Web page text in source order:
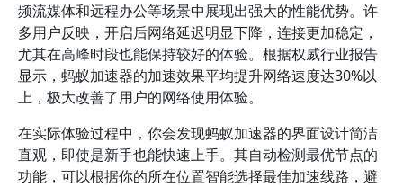
频流媒体和远程办公等场景中展现出强大的性能优势。许
多用户反映，开启后网络延迟明显下降，连接更加稳定，
尤其在高峰时段也能保持较好的体验。根据权威行业报告
显示，蚂蚁加速器的加速效果平均提升网络速度达30%以
上，极大改善了用户的网络使用体验。
在实际体验过程中，你会发现蚂蚁加速器的界面设计简洁
直观，即使是新手也能快速上手。其自动检测最优节点的
功能，可以根据你的所在位置智能选择最佳加速线路，避